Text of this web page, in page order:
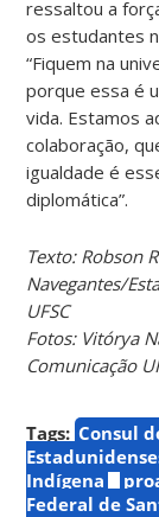
ressaltou a
os estudantes
“Fiquem na
porque essa é
vida. Estamos
colaboração,
igualdade é
diplomática”.
Texto: Robson
Navegantes/
UFSC
Fotos: Vitórya
Comunicação
Tags: Consul
Indígena
Federal de